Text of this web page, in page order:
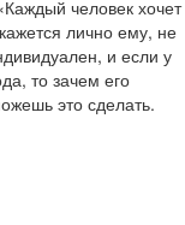
человек хочет
лично ему, не
и если у
то зачем его
это сделать.